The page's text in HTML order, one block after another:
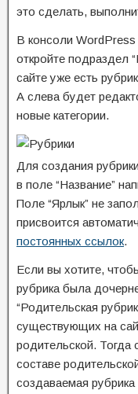
это сделать,
В консоли WordPress
откройте подраздел
сайте уже есть
А слева будет
новые категории.
Для создания
в поле “Название”
Поле “Ярлык” не
присвоится
постоянных ссылок.
Если вы хотите,
рубрика была
“Родительская
существующих на
родительской. Тогда
составе
создаваемая